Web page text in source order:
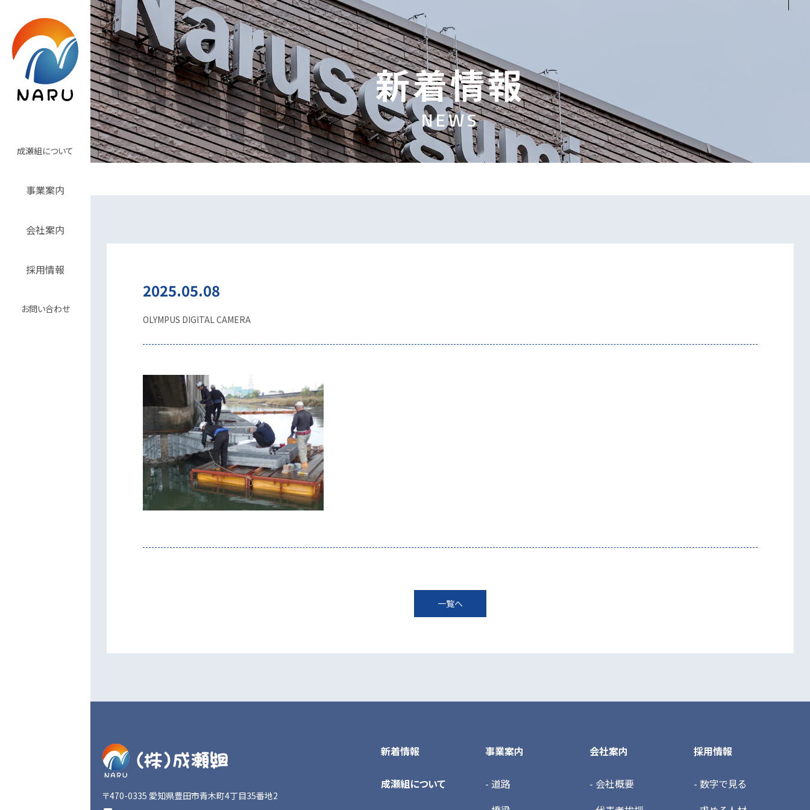
成瀬組について
事業案内
会社案内
採用情報
お問い合わせ
新着情報
NEWS
2025.05.08
OLYMPUS DIGITAL CAMERA
一覧へ
〒470-0335 愛知県豊田市青木町4丁目35番地2
新着情報
成瀬組について
事業案内
- 道路
会社案内
- 会社概要
採用情報
- 数字で見る